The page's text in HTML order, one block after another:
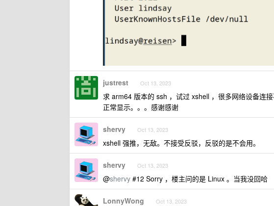
justrest Oct 13, 2023
求 arm64 版本的 ssh ，试过 xshell ，很多网络设备连
正常显示。。。感谢感谢
shervy Oct 13, 2023
xshell 强推，无敌。不接受反驳，反驳的是不会用。
shervy Oct 13, 2023
@shervy #12 Sorry ，楼主问的是 Linux 。当我没回哈
LonnyWong Oct 13, 2023